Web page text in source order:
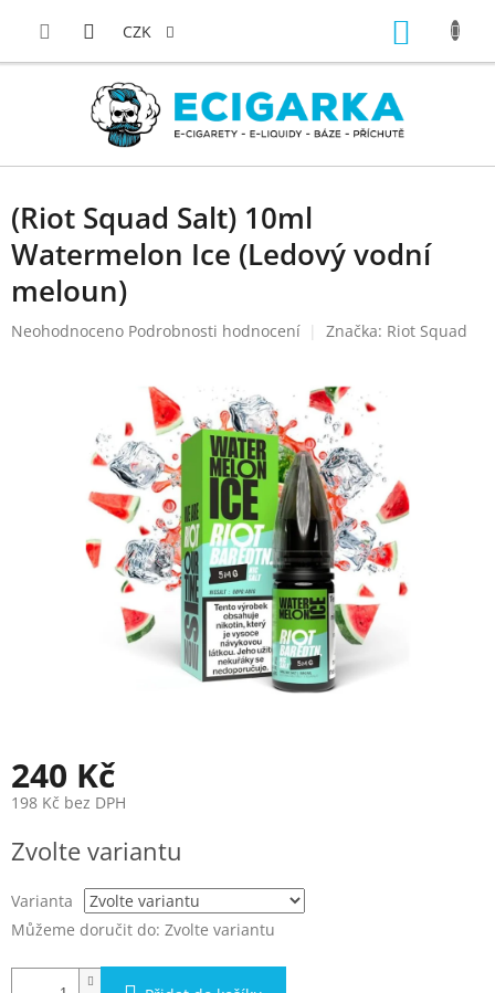
CZK
(Riot Squad Salt) 10ml
Watermelon Ice (Ledový vodní
meloun)
Průměrné
Neohodnoceno Podrobnosti hodnocení Značka: Riot Squad
240 Kč
198 Kč bez DPH
cena:
Zvolte variantu
Varianta
Můžeme doručit do: Zvolte variantu